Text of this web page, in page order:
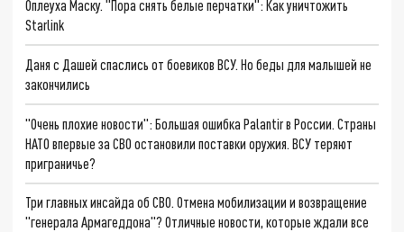
Оплеуха Маску. "Пора снять белые перчатки": Как уничтожить
Starlink
Даня с Дашей спаслись от боевиков ВСУ. Но беды для малышей не
закончились
"Очень плохие новости": Большая ошибка Palantir в России. Страны
НАТО впервые за СВО остановили поставки оружия. ВСУ теряют
приграничье?
Три главных инсайда об СВО. Отмена мобилизации и возвращение
"генерала Армагеддона"? Отличные новости, которые ждали все